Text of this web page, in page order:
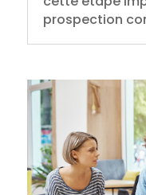
prospection